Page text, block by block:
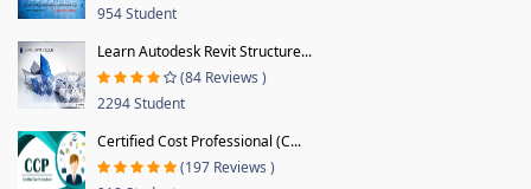
954 Student
Learn Autodesk Revit Structure...
(84 Reviews )
2294 Student
Certified Cost Professional (C...
(197 Reviews )